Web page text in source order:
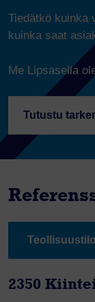
Tiedätkö kuinka
kuinka saat
Me Lipsasella
Tutustu
2350